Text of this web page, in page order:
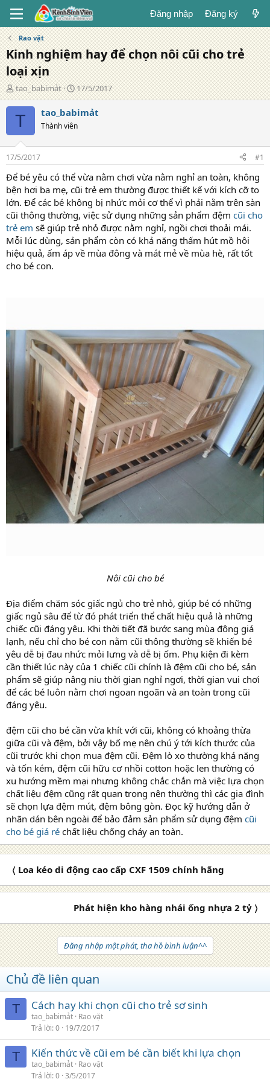
Đăng nhập Đăng ký
Rao vặt
Kinh nghiệm hay để chọn nôi cũi cho trẻ
loại xịn
T
á
c
ả
tao_babimảt
N
g
à
đ
g
17/5/2017
T tao_babimảt
Thành viên
17/5/2017 #1
Để bé yêu có thể vừa nằm chơi vừa nằm nghỉ an toàn, không
bện hơi ba mẹ, cũi trẻ em thường được thiết kế với kích cỡ to
lớn. Để các bé không bị nhức mỏi cơ thể vì phải nằm trên sàn
cũi thông thường, việc sử dụng những sản phẩm đệm cũi cho
trẻ em sẽ giúp trẻ nhỏ được nằm nghỉ, ngồi chơi thoải mái.
Mỗi lúc dùng, sản phẩm còn có khả năng thấm hút mồ hôi
hiệu quả, ấm áp về mùa đông và mát mẻ về mùa hè, rất tốt
cho bé con.
Nôi cũi cho bé
Địa điểm chăm sóc giấc ngủ cho trẻ nhỏ, giúp bé có những
giấc ngủ sâu để từ đó phát triển thể chất hiệu quả là những
chiếc cũi đáng yêu. Khi thời tiết đã bước sang mùa đông giá
lạnh, nếu chỉ cho bé con nằm cũi thông thường sẽ khiến bé
yêu dễ bị đau nhức mỏi lưng và dễ bị ốm. Phụ kiện đi kèm
cần thiết lúc này của 1 chiếc cũi chính là đệm cũi cho bé, sản
phẩm sẽ giúp nâng niu thời gian nghỉ ngơi, thời gian vui chơi
để các bé luôn nằm chơi ngoan ngoãn và an toàn trong cũi
đáng yêu.
đệm cũi cho bé cần vừa khít với cũi, không có khoảng thừa
giữa cũi và đệm, bởi vậy bố mẹ nên chú ý tới kích thước của
cũi trước khi chọn mua đệm cũi. Đệm lò xo thường khá nặng
và tốn kém, đệm cũi hữu cơ nhồi cotton hoặc len thường có
xu hướng mềm mại nhưng không chắc chắn mà việc lựa chọn
chất liệu đệm cũng rất quan trọng nên thường thì các gia đình
sẽ chọn lựa đệm mút, đệm bông gòn. Đọc kỹ hướng dẫn ở
nhãn dán bên ngoài để bảo đảm sản phẩm sử dụng đệm cũi
cho bé giá rẻ chất liệu chống cháy an toàn.
〈 Loa kéo di động cao cấp CXF 1509 chính hãng
Phát hiện kho hàng nhái ống nhựa 2 tỷ 〉
Đăng nhập một phát, tha hồ bình luận^^
Chủ đề liên quan
T Cách hay khi chọn cũi cho trẻ sơ sinh
tao_babimảt Rao vặt
Trả lời 0 19/7/2017
T Kiến thức về cũi em bé cần biết khi lựa chọn
tao_babimảt Rao vặt
Trả lời 0 3/5/2017